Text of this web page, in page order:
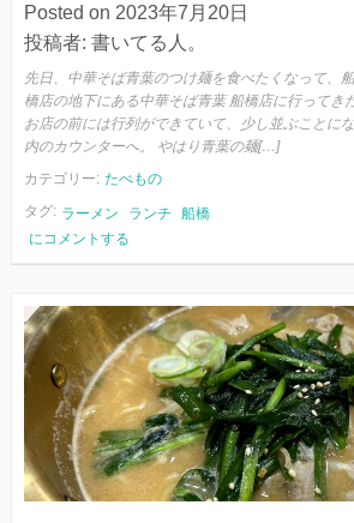
Posted on 2023年7月20日
投稿者: 書いてる人。
先日、中華そば青葉のつけ麺を食べたくなって、
橋店の地下にある中華そば青葉 船橋店に行ってき
お店の前には行列ができていて、少し並ぶことに
内のカウンターへ。 やはり青葉の麺[…]
カテゴリー: たべもの
タグ: ラーメン ランチ
船橋
つ
け
と
青
葉
にコメントする